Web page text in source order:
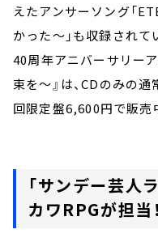
えたアンサーソング「
かった～」も収録されて
40周年アニバーサリー
束を～』は、CDのみの
回限定盤6,600円で販売
「サンデー芸人
カワRPGが担当！